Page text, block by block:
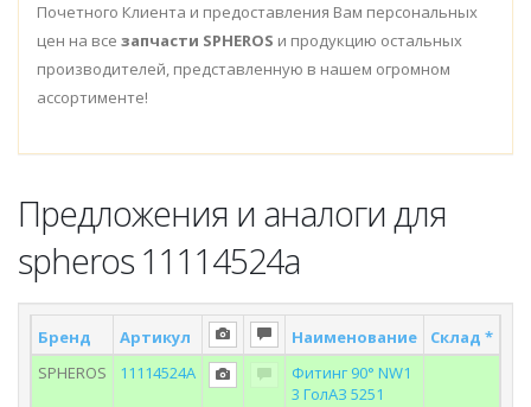
Почетного Клиента и предоставления Вам персональных
цен на все запчасти SPHEROS и продукцию остальных
производителей, представленную в нашем огромном
ассортименте!
Предложения и аналоги для
spheros 11114524a
Бренд Артикул Наименование Склад *
SPHEROS
11114524A
Фитинг 90° NW1
3 ГолАЗ 5251